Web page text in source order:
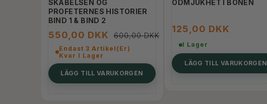
SKABELSEN OG
PROFETERNES HISTORIER
BIND 1 & BIND 2
550,00 DKK 600,00 DKK
Endast 3 Artikel(er)
Kvar I Lager
LÄGG TILL VARUKORGEN
ÖDMJUKHET I BÖNEN
125,00 DKK
I Lager
LÄGG TILL VARUKORGEN